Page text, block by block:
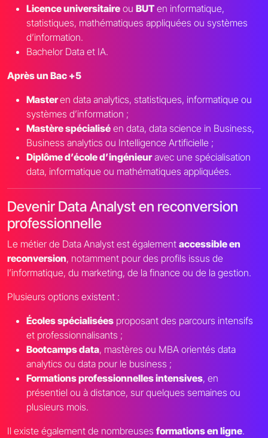
Licence universitaire ou BUTen informatique,
statistiques, mathématiques appliquées ou systèmes
d’information.
Bachelor Data et IA.
Après un Bac +5
Masteren data analytics, statistiques, informatique ou
systèmes d’information ;
Mastère spécialisé en data, data science in Business,
Business analytics ou Intelligence Artificielle ;
Diplôme d’école d’ingénieuravec une spécialisation
data, informatique ou mathématiques appliquées.
Devenir Data Analyst en reconversion
professionnelle
Le métier de Data Analyst est également accessible en
reconversion, notamment pour des profils issus de
l’informatique, du marketing, de la finance ou de la gestion.
Plusieurs options existent :
Écoles spécialisées proposant des parcours intensifs
et professionnalisants ;
Bootcamps data, mastères ou MBA orientés data
analytics ou data pour le business ;
Formations professionnelles intensives, en
présentiel ou à distance, sur quelques semaines ou
plusieurs mois.
Il existe également de nombreuses formations en ligne.